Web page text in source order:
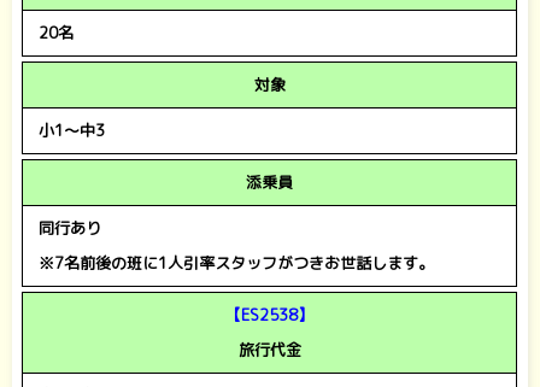
20名
対象
小1～中3
添乗員
同行あり
※7名前後の班に1人引率スタッフがつきお世話します。
【ES2538】
旅行代金